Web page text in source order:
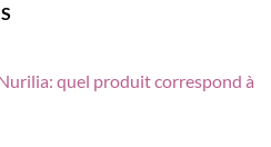
quel produit correspond à